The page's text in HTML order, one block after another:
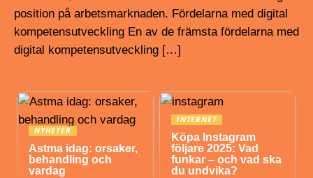
position på arbetsmarknaden. Fördelarna med digital
kompetensutveckling En av de främsta fördelarna med
digital kompetensutveckling […]
NYHETER
Astma idag: orsaker,
behandling och
vardag
INTERNET
Köpa Instagram
följare 2025: Vad
funkar – och vad ska
du undvika?